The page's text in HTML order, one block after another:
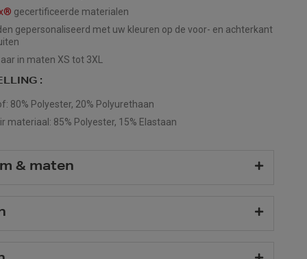
gecertificeerde materialen
gepersonaliseerd met uw kleuren op de voor- en achterkant
in maten XS tot 3XL
:
80% Polyester, 20% Polyurethaan
materiaal: 85% Polyester, 15% Elastaan
& maten